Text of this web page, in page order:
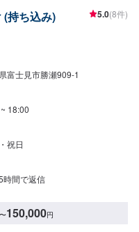
積もりの作成【3】車のお預か
車をお出しすることもできま
の車種がお選びいただけ、ほ
車の燃料代はお客様にご負担い
日：不定休日曜日はお問い合
持ち込み) 5.0(8件)
富士見市勝瀬909‐1
18:00
祝日
時間で返信
〜150,000円